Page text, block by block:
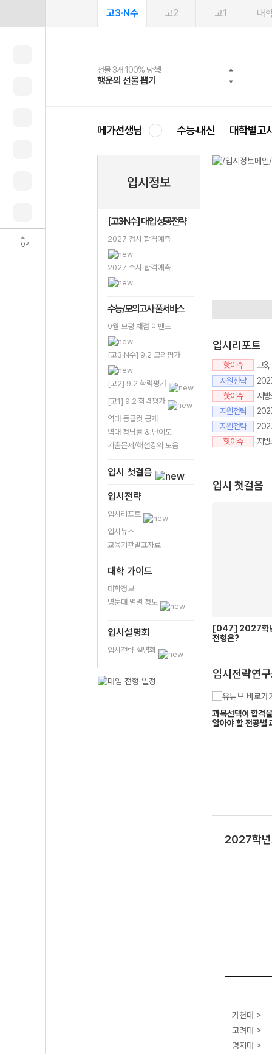
TOP
고3·N수 고2 고1 대
선물 3개 100% 당첨!
행운의 선물 뽑기
선물 100% 증정!
메가스터디 X 올리브
여름방학 스터디 캐시백
메가런 썸머스쿨
2027 러셀 단과
강사 공개선발
스마트러닝앱
설문 EVENT
메가패스
3일 무료 체험권
메가패스 수강생 무료혜택!
메가클럽 멤버십
사회공헌 캠페인
희망이룸 메가나눔
메가선생님 수능·내신 대학별고
입시정보
[고3·N수] 대입 성공전략
2027 정시 합격예측
2027 수시 합격예측
수능/모의고사 풀서비스
9월 모평 채점 이벤트
[고3·N수] 9.2 모의평가
[고2] 9.2 학력평가
[고1] 9.2 학력평가
역대 등급컷 공개
역대 정답률 & 난이도
기출문제/해설강의 모음
입시 첫걸음
입시전략
입시리포트
입시뉴스
교육기관발표자료
대학 가이드
대학정보
명문대 별별 정보
입시설명회
입시전략 설명회
입시리포트
핫이슈
고3,
지원전략
핫이슈
지
지원전략
지원전략
핫이슈
지
입시 첫걸음
[047] 2027학
전형은?
입시전략연
과목선택이 합격을 가른다! 고1,2가
알아야 할 전공별 과목 선택 가이드
2027학년도
대, 숙명여대
김지원
멘토
2027학년
가천대 >
고려대 >
명지대 >